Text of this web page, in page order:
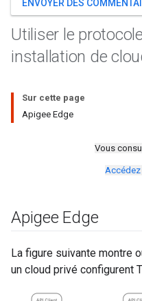
ENVOYER DES
Utiliser le
installation de
Sur cette page
Apigee Edge
Vous
Apigee Edge
La figure suivante montre
un cloud privé configurent